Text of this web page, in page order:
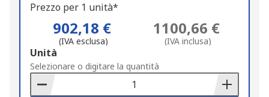
Prezzo per 1 unità*
902,18 €
(IVA esclusa)
1100,66 €
(IVA inclusa)
Add
to
Basket
Unità
Selezionare o digitare la quantità